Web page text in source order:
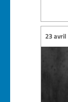
23 avril